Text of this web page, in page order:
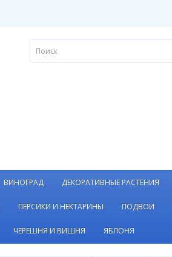
ВИНОГРАД ДЕКОРАТИВНЫЕ РАСТЕНИЯ
ПЕРСИКИ И НЕКТАРИНЫ ПОДВОИ
ЧЕРЕШНЯ И ВИШНЯ ЯБЛОНЯ